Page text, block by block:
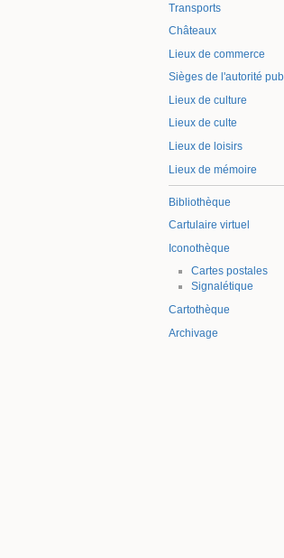
Transports
Châteaux
Lieux de commerce
Sièges de l'autorité
Lieux de culture
Lieux de culte
Lieux de loisirs
Lieux de mémoire
Bibliothèque
Cartulaire virtuel
Iconothèque
Cartes postales
Signalétique
Cartothèque
Archivage